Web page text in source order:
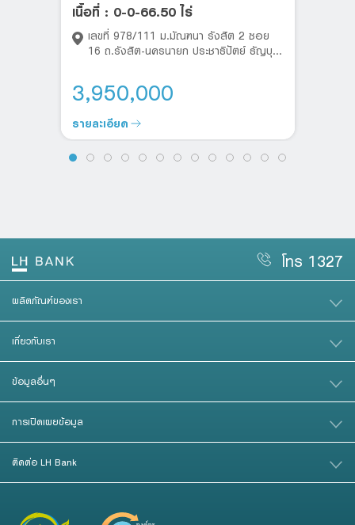
เนื้อที่ : 0-0-66.50 ไร่
เลขที่ 978/111 ม.มัณฑนา รังสิต 2 ซอย
16 ถ.รังสิต-นครนายก ประชาธิปัตย์ ธัญบุรี
3,950,000
รายละเอียด
โทร 1327
ผลิตภัณฑ์ของเรา
เกี่ยวกับเรา
ข้อมูลอื่นๆ
การเปิดเผยข้อมูล
ติดต่อ LH Bank